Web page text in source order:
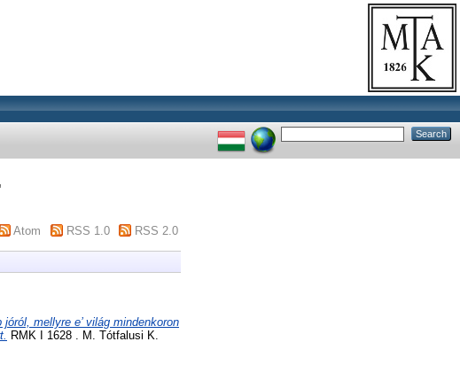
Atom RSS 1.0 RSS 2.0
mellyre e’ világ mindenkoron
RMK I 1628 . M. Tótfalusi K.